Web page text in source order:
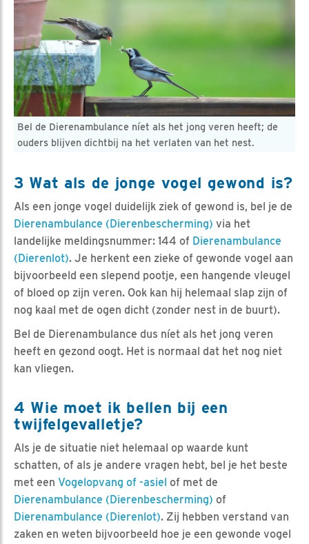
Bel de Dierenambulance níet als het jong veren heeft; de
ouders blijven dichtbij na het verlaten van het nest.
3 Wat als de jonge vogel gewond is?
Als een jonge vogel duidelijk ziek of gewond is, bel je de
Dierenambulance (Dierenbescherming) via het
landelijke meldingsnummer: 144 of Dierenambulance
(Dierenlot). Je herkent een zieke of gewonde vogel aan
bijvoorbeeld een slepend pootje, een hangende vleugel
of bloed op zijn veren. Ook kan hij helemaal slap zijn of
nog kaal met de ogen dicht (zonder nest in de buurt).
Bel de Dierenambulance dus níet als het jong veren
heeft en gezond oogt. Het is normaal dat het nog niet
kan vliegen.
4 Wie moet ik bellen bij een
twijfelgevalletje?
Als je de situatie niet helemaal op waarde kunt
schatten, of als je andere vragen hebt, bel je het beste
met een Vogelopvang of -asiel of met de
Dierenambulance (Dierenbescherming) of
Dierenambulance (Dierenlot). Zij hebben verstand van
zaken en weten bijvoorbeeld hoe je een gewonde vogel